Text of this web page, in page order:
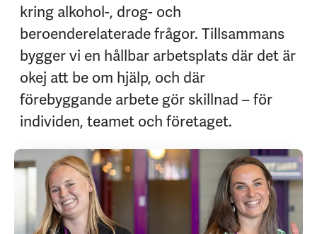
kring alkohol-, drog- och
beroenderelaterade frågor. Tillsammans
bygger vi en hållbar arbetsplats där det är
okej att be om hjälp, och där
förebyggande arbete gör skillnad – för
individen, teamet och företaget.